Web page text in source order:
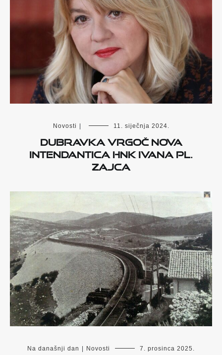
Novosti 11. siječnja 2024.
Dubravka Vrgoč nova
intendantica HNK Ivana pl.
Zajca
Na današnji dan Novosti 7. prosinca 2025.